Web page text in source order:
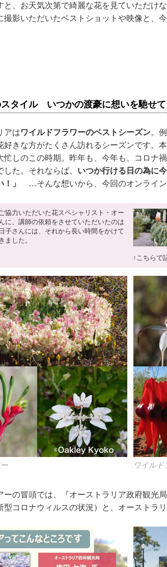
と、お天気次第で綺麗な花を見ていただけ
撮影いただいたベストショットや映像と、
タイル いつかの渡豪に想いを馳せ
アはワイルドフラワーのベストシーズン。
好きな方がたくさん訪れるシーズンです。
忙しのこの時期。昨年も、今年も、コロナ
た。それならば、 いつか行ける日の為に
」
…そんな想いから、今回のオンライン
協力いただいた花スペシャリスト・オー
に、講師の依頼をさせていただいたのは
子さんには、それから長い時間をかけて
ました。
↑こちらで
ワイルド
ーの冒頭では、『オーストラリア政府観光
型コロナウィルスの状況）と、オーストラ